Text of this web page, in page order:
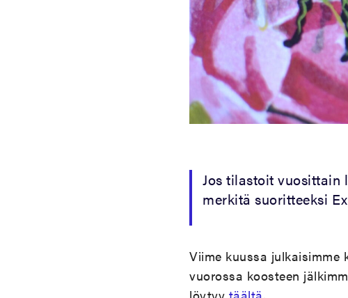
Jos tilastoit vuosittain
merkitä suoritteeksi E
Viime kuussa julkaisimme
vuorossa koosteen